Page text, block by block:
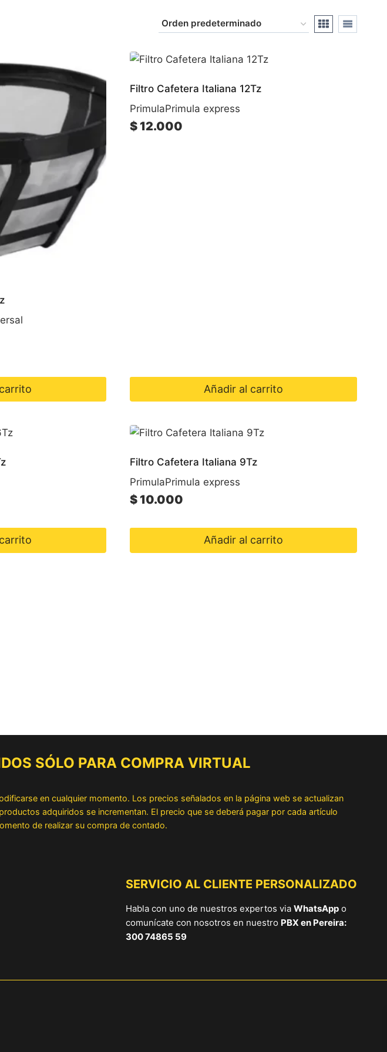
Filtro Cafetera Italiana 12Tz
PrimulaPrimula express
$12.000
Añadir al carrito
Filtro Cafetera Italiana 9Tz
PrimulaPrimula express
$10.000
Añadir al carrito
SÓLO PARA COMPRA VIRTUAL
en cualquier momento. Los precios señalados en la página web se actualizan
adquiridos se incrementan. El precio que se deberá pagar por cada artículo
de realizar su compra de contado.
SERVICIO AL CLIENTE PERSONALIZADO
Habla con uno de nuestros expertos via WhatsApp o
comunícate con nosotros en nuestro PBX en Pereira:
300 74865 59